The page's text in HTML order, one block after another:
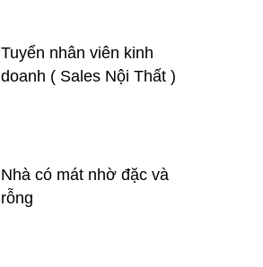
Tuyển nhân viên kinh
doanh ( Sales Nội Thất )
Nhà có mát nhờ đặc và
rỗng